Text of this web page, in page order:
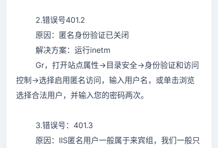
2.错误号401.2
原因：匿名身份验证已关闭
解决方案：运行inetm
Gr，打开站点属性->目录安全->身份验证和访问
控制->选择启用匿名访问，输入用户名，或单击浏览
选择合法用户，并输入您的密码两次。
3.错误号：401.3
原因：IIS匿名用户一般属于来宾组，我们一般只